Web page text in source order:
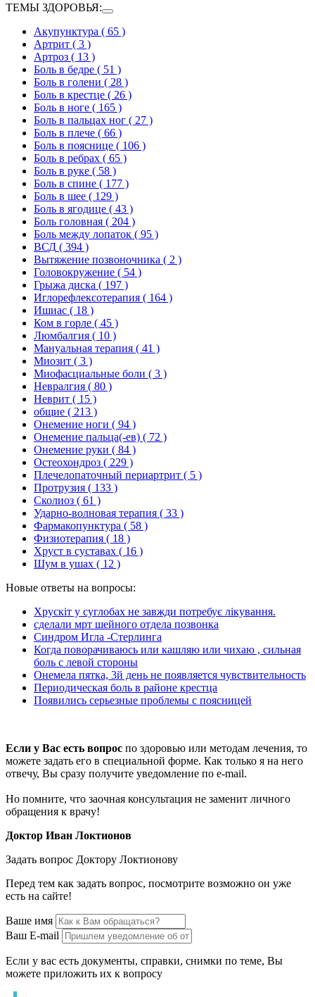
ТЕМЫ ЗДОРОВЬЯ:
Акупунктура ( 65 )
Артрит ( 3 )
Артроз ( 13 )
Боль в бедре ( 51 )
Боль в голени ( 28 )
Боль в крестце ( 26 )
Боль в ноге ( 165 )
Боль в пальцах ног ( 27 )
Боль в плече ( 66 )
Боль в пояснице ( 106 )
Боль в ребрах ( 65 )
Боль в руке ( 58 )
Боль в спине ( 177 )
Боль в шее ( 129 )
Боль в ягодице ( 43 )
Боль головная ( 204 )
Боль между лопаток ( 95 )
ВСД ( 394 )
Вытяжение позвоночника ( 2 )
Головокружение ( 54 )
Грыжа диска ( 197 )
Иглорефлексотерапия ( 164 )
Ишиас ( 18 )
Ком в горле ( 45 )
Люмбалгия ( 10 )
Мануальная терапия ( 41 )
Миозит ( 3 )
Миофасциальные боли ( 3 )
Невралгия ( 80 )
Неврит ( 15 )
общие ( 213 )
Онемение ноги ( 94 )
Онемение пальца(-ев) ( 72 )
Онемение руки ( 84 )
Остеохондроз ( 229 )
Плечелопаточный периартрит ( 5 )
Протрузия ( 133 )
Сколиоз ( 61 )
Ударно-волновая терапия ( 33 )
Фармакопунктура ( 58 )
Физиотерапия ( 18 )
Хруст в суставах ( 16 )
Шум в ушах ( 12 )
Новые ответы на вопросы:
Хрускіт у суглобах не завжди потребує лікування.
сделали мрт шейного отдела позвонка
Синдром Игла -Стерлинга
Когда поворачиваюсь или кашляю или чихаю , сильная
боль с левой стороны
Онемела пятка, 3й день не появляется чувствительность
Периодическая боль в районе крестца
Появились серьезные проблемы с поясницей
Если у Вас есть вопрос по здоровью или методам лечения, то
можете задать его в специальной форме. Как только я на него
отвечу, Вы сразу получите уведомление по e-mail.
Но помните, что заочная консультация не заменит личного
обращения к врачу!
Доктор Иван Локтионов
Задать вопрос Доктору Локтионову
Перед тем как задать вопрос, посмотрите возможно он уже
есть на сайте!
Ваше имя
Ваш E-mail
Если у вас есть документы, справки, снимки по теме, Вы
можете приложить их к вопросу